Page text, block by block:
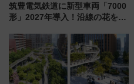
筑豊電気鉄道に新型車両「7000
形」2027年導入！沿線の花をイ
内は落ち着いたゆとりある空間
に